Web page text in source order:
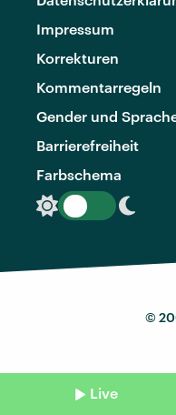
Impressum
Korrekturen
Kommentarregeln
Gender und
Barrierefreiheit
Farbschema
©
Live